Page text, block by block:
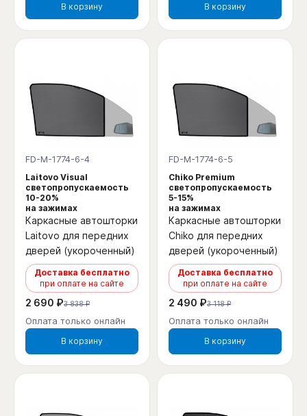
В корзину В корзину
FD-M-1774-6-4
Laitovo Visual
светопропускаемость
10-20%
на зажимах
Каркасные автошторки
Laitovo для передних
дверей (укороченный)
Доставка бесплатно
при оплате на сайте
2 690 ₽3 838 ₽
Оплата только онлайн
В корзину
FD-M-1774-6-5
Chiko Premium
светопропускаемость
5-15%
на зажимах
Каркасные автошторки
Chiko для передних
дверей (укороченный)
Доставка бесплатно
при оплате на сайте
2 490 ₽3 118 ₽
Оплата только онлайн
В корзину